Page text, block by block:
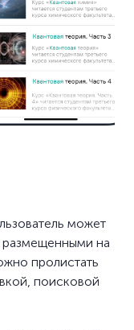
может
размещенными на
пролистать
поисковой